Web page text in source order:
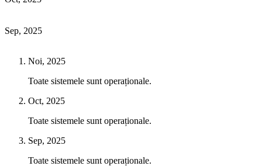
Sep, 2025
Noi, 2025
Toate sistemele sunt operaționale.
Oct, 2025
Toate sistemele sunt operaționale.
Sep, 2025
Toate sistemele sunt operaționale.